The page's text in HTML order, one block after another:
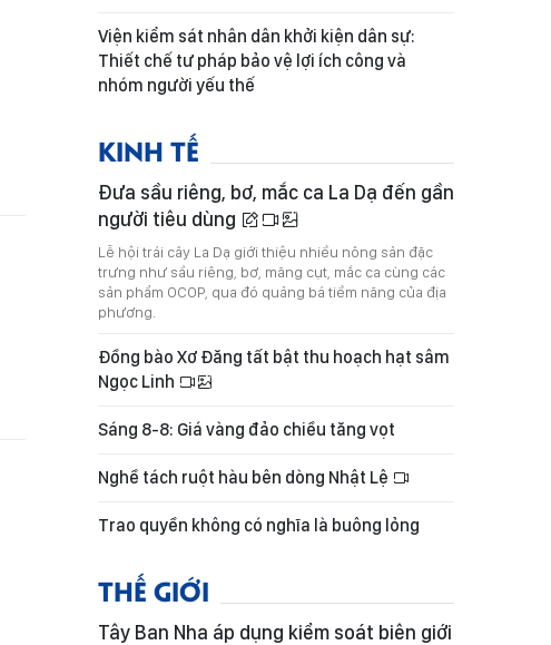
Viện kiểm sát nhân dân khởi kiện dân sự:
Thiết chế tư pháp bảo vệ lợi ích công và
nhóm người yếu thế
KINH TẾ
Đưa sầu riêng, bơ, mắc ca La Dạ đến gần
người tiêu dùng
Lễ hội trái cây La Dạ giới thiệu nhiều nông sản đặc
trưng như sầu riêng, bơ, măng cụt, mắc ca cùng các
sản phẩm OCOP, qua đó quảng bá tiềm năng của địa
phương.
Đồng bào Xơ Đăng tất bật thu hoạch hạt sâm
Ngọc Linh
Sáng 8-8: Giá vàng đảo chiều tăng vọt
Nghề tách ruột hàu bên dòng Nhật Lệ
Trao quyền không có nghĩa là buông lỏng
THẾ GIỚI
Tây Ban Nha áp dụng kiểm soát biên giới